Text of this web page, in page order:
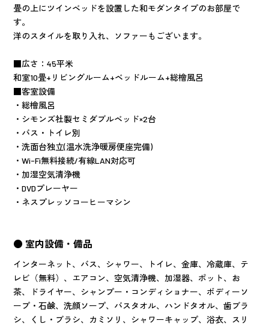
畳の上にツインベッドを設置した和モダンタイプのお部屋で
す。
洋のスタイルを取り入れ、ソファーもございます。
■広さ：45平米
和室10畳+リビングルーム+ベッドルーム+総檜風呂
■客室設備
・総檜風呂
・シモンズ社製セミダブルベッド×2台
・バス・トイレ別
・洗面台独立(温水洗浄暖房便座完備)
・Wi-Fi無料接続/有線LAN対応可
・加湿空気清浄機
・DVDプレーヤー
・ネスプレッソコーヒーマシン
● 室内設備・備品
インターネット、バス、シャワー、トイレ、金庫、冷蔵庫、テ
レビ（無料）、エアコン、空気清浄機、加湿器、ポット、お
茶、ドライヤー、シャンプー・コンディショナー、ボディーソ
ープ・石鹸、洗顔ソープ、バスタオル、ハンドタオル、歯ブラ
シ、くし・ブラシ、カミソリ、シャワーキャップ、浴衣、スリ